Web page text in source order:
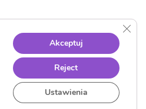
Akceptuj
Reject
Ustawienia